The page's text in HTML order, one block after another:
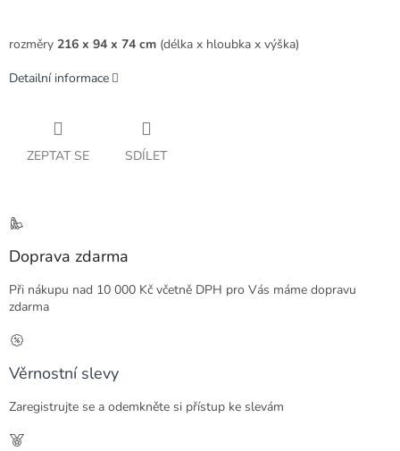
rozměry 216 x 94 x 74 cm (délka x hloubka x výška)
Detailní informace
ZEPTAT SE SDÍLET
Doprava zdarma
Při nákupu nad 10 000 Kč včetně DPH pro Vás máme dopravu
zdarma
Věrnostní slevy
Zaregistrujte se a odemkněte si přístup ke slevám